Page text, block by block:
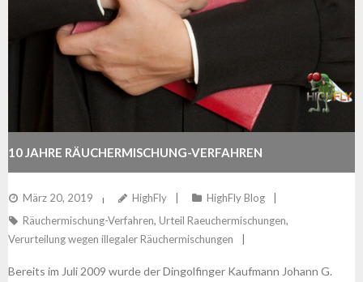
10 JAHRE RÄUCHERMISCHUNG-VERFAHREN
ABGESCHLOSSEN
März 20, 2019 HighFly
HighFly Blog
Räuchermischung-Verfahren, Urteil Raeuchermischungen,
Verurteilung wegen illegaler Räuchermischungen
Bereits im Juli 2009 wurde der Dingolfinger Kaufmann Johann G.